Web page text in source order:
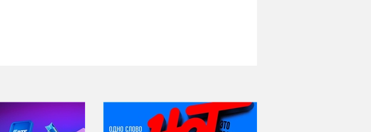
НИ ДНЯ БЕЗ ДАТЫ...
06 августа